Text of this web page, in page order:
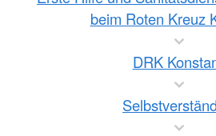
beim Roten Kreuz
DRK